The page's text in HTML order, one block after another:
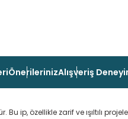
ÖnerilerinizAlışveriş
Bu ip, özellikle zarif ve ışıltılı